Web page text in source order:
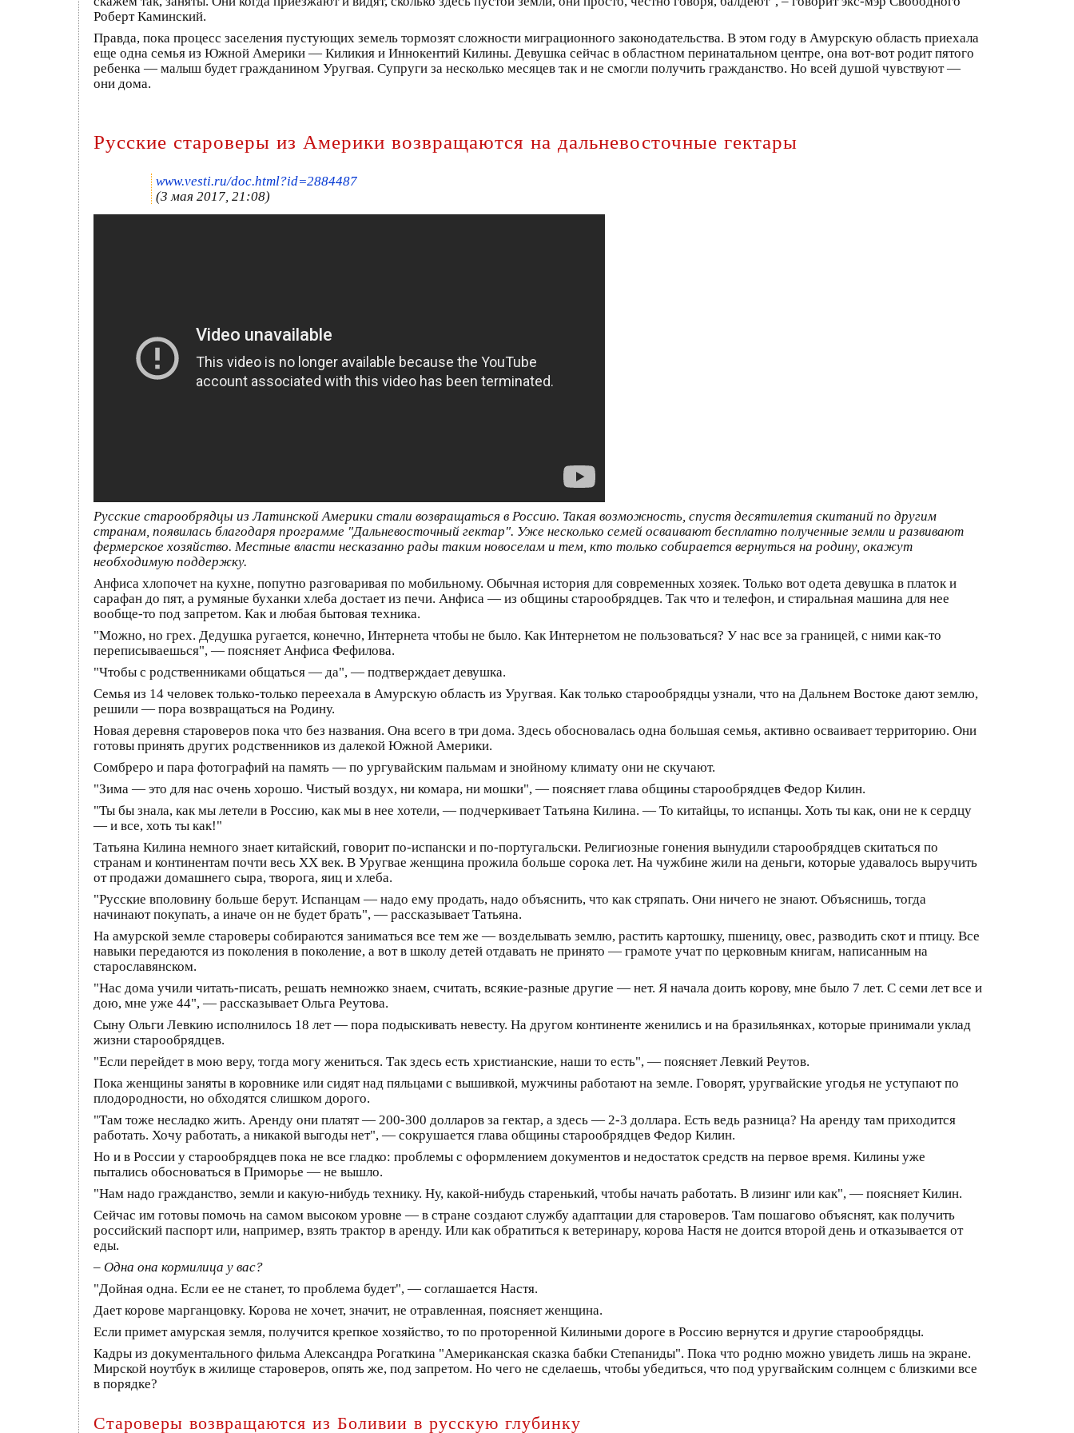
Роберт Каминский.
Правда, пока процесс заселения пустующих земель тормозят сложности миграционного законодательства. В этом году в Амурскую область приехала
еще одна семья из Южной Америки — Киликия и Иннокентий Килины. Девушка сейчас в областном перинатальном центре, она вот-вот родит пятого
ребенка — малыш будет гражданином Уругвая. Супруги за несколько месяцев так и не смогли получить гражданство. Но всей душой чувствуют —
они дома.
Русские староверы из Америки возвращаются на дальневосточные гектары
www.vesti.ru/doc.html?id=2884487
(3 мая 2017, 21:08)
Русские старообрядцы из Латинской Америки стали возвращаться в Россию. Такая возможность, спустя десятилетия скитаний по другим
странам, появилась благодаря программе "Дальневосточный гектар". Уже несколько семей осваивают бесплатно полученные земли и развивают
фермерское хозяйство. Местные власти несказанно рады таким новоселам и тем, кто только собирается вернуться на родину, окажут
необходимую поддержку.
Анфиса хлопочет на кухне, попутно разговаривая по мобильному. Обычная история для современных хозяек. Только вот одета девушка в платок и
сарафан до пят, а румяные буханки хлеба достает из печи. Анфиса — из общины старообрядцев. Так что и телефон, и стиральная машина для нее
вообще-то под запретом. Как и любая бытовая техника.
"Можно, но грех. Дедушка ругается, конечно, Интернета чтобы не было. Как Интернетом не пользоваться? У нас все за границей, с ними как-то
переписываешься", — поясняет Анфиса Фефилова.
"Чтобы с родственниками общаться — да", — подтверждает девушка.
Семья из 14 человек только-только переехала в Амурскую область из Уругвая. Как только старообрядцы узнали, что на Дальнем Востоке дают землю,
решили — пора возвращаться на Родину.
Новая деревня староверов пока что без названия. Она всего в три дома. Здесь обосновалась одна большая семья, активно осваивает территорию. Они
готовы принять других родственников из далекой Южной Америки.
Сомбреро и пара фотографий на память — по ургувайским пальмам и знойному климату они не скучают.
"Зима — это для нас очень хорошо. Чистый воздух, ни комара, ни мошки", — поясняет глава общины старообрядцев Федор Килин.
"Ты бы знала, как мы летели в Россию, как мы в нее хотели, — подчеркивает Татьяна Килина. — То китайцы, то испанцы. Хоть ты как, они не к сердцу
— и все, хоть ты как!"
Татьяна Килина немного знает китайский, говорит по-испански и по-португальски. Религиозные гонения вынудили старообрядцев скитаться по
странам и континентам почти весь XX век. В Уругвае женщина прожила больше сорока лет. На чужбине жили на деньги, которые удавалось выручить
от продажи домашнего сыра, творога, яиц и хлеба.
"Русские вполовину больше берут. Испанцам — надо ему продать, надо объяснить, что как стряпать. Они ничего не знают. Объяснишь, тогда
начинают покупать, а иначе он не будет брать", — рассказывает Татьяна.
На амурской земле староверы собираются заниматься все тем же — возделывать землю, растить картошку, пшеницу, овес, разводить скот и птицу. Все
навыки передаются из поколения в поколение, а вот в школу детей отдавать не принято — грамоте учат по церковным книгам, написанным на
старославянском.
"Нас дома учили читать-писать, решать немножко знаем, считать, всякие-разные другие — нет. Я начала доить корову, мне было 7 лет. С семи лет все и
дою, мне уже 44", — рассказывает Ольга Реутова.
Сыну Ольги Левкию исполнилось 18 лет — пора подыскивать невесту. На другом континенте женились и на бразильянках, которые принимали уклад
жизни старообрядцев.
"Если перейдет в мою веру, тогда могу жениться. Так здесь есть христианские, наши то есть", — поясняет Левкий Реутов.
Пока женщины заняты в коровнике или сидят над пяльцами с вышивкой, мужчины работают на земле. Говорят, уругвайские угодья не уступают по
плодородности, но обходятся слишком дорого.
"Там тоже несладко жить. Аренду они платят — 200-300 долларов за гектар, а здесь — 2-3 доллара. Есть ведь разница? На аренду там приходится
работать. Хочу работать, а никакой выгоды нет", — сокрушается глава общины старообрядцев Федор Килин.
Но и в России у старообрядцев пока не все гладко: проблемы с оформлением документов и недостаток средств на первое время. Килины уже
пытались обосноваться в Приморье — не вышло.
"Нам надо гражданство, земли и какую-нибудь технику. Ну, какой-нибудь старенький, чтобы начать работать. В лизинг или как", — поясняет Килин.
Сейчас им готовы помочь на самом высоком уровне — в стране создают службу адаптации для староверов. Там пошагово объяснят, как получить
российский паспорт или, например, взять трактор в аренду. Или как обратиться к ветеринару, корова Настя не доится второй день и отказывается от
еды.
– Одна она кормилица у вас?
"Дойная одна. Если ее не станет, то проблема будет", — соглашается Настя.
Дает корове марганцовку. Корова не хочет, значит, не отравленная, поясняет женщина.
Если примет амурская земля, получится крепкое хозяйство, то по проторенной Килиными дороге в Россию вернутся и другие старообрядцы.
Кадры из документального фильма Александра Рогаткина "Американская сказка бабки Степаниды". Пока что родню можно увидеть лишь на экране.
Мирской ноутбук в жилище староверов, опять же, под запретом. Но чего не сделаешь, чтобы убедиться, что под уругвайским солнцем с близкими все
в порядке?
Староверы возвращаются из Боливии в русскую глубинку